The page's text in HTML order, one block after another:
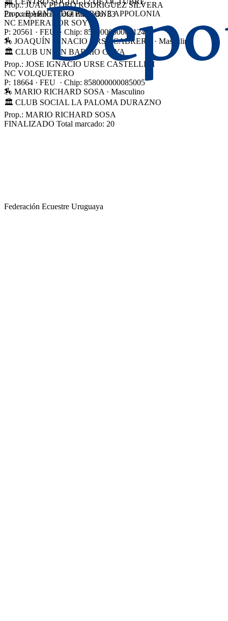
Prop.: JUAN PEDRO RODRIGUEZ SILVERA
En competencia
Total marcado:33
Prop.: BARNARDO PATRONE APPOLONIA
NC EMPERADOR SOY
P: 20561 · FEU · Chip: 858000000062124
🏇 JOAQUÍN IGNACIO URSE CABRERA · Masculino
🏛 CLUB UNIÓN BARRIO COYA
Prop.: JOSE IGNACIO URSE CASTELLINI
NC VOLQUETERO
P: 18664 · FEU · Chip: 858000000085005
🏇 MARIO RICHARD SOSA · Masculino
🏛 CLUB SOCIAL LA PALOMA DURAZNO
Prop.: MARIO RICHARD SOSA
FINALIZADO Total marcado: 20
Federación Ecuestre Uruguaya